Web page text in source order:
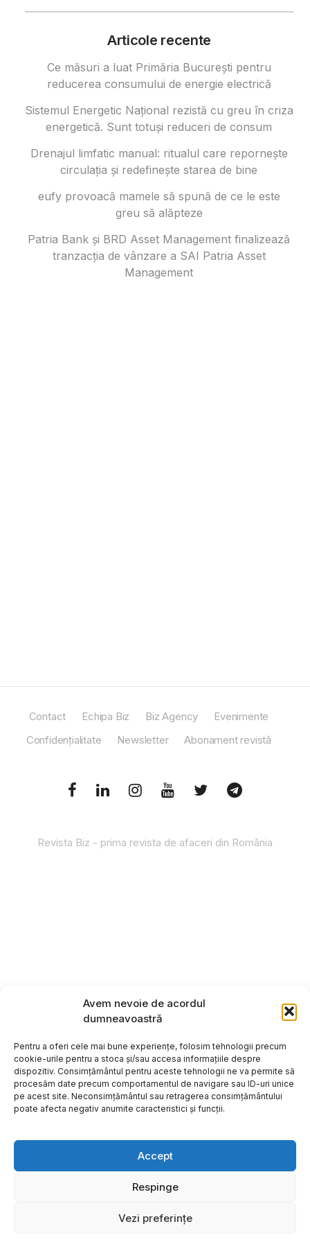
Avem nevoie de acordul
dumneavoastră
Pentru a oferi cele mai bune experiențe, folosim tehnologii precum
cookie-urile pentru a stoca și/sau accesa informațiile despre
dispozitiv. Consimțământul pentru aceste tehnologii ne va permite să
procesăm date precum comportamentul de navigare sau ID-uri unice
pe acest site. Neconsimțământul sau retragerea consimțământului
poate afecta negativ anumite caracteristici și funcții.
Accept
Respinge
Vezi preferințe
Articole recente
Ce măsuri a luat Primăria București pentru
reducerea consumului de energie electrică
Sistemul Energetic Național rezistă cu greu în criza
energetică. Sunt totuși reduceri de consum
Drenajul limfatic manual: ritualul care repornește
circulația și redefinește starea de bine
eufy provoacă mamele să spună de ce le este
greu să alăpteze
Patria Bank și BRD Asset Management finalizează
tranzacția de vânzare a SAI Patria Asset
Management
Contact Echipa Biz Biz Agency
Evenimente
Confidențialitate
Newsletter Abonament revistă
Revista Biz - prima revista de afaceri din România
Copyright ©2026